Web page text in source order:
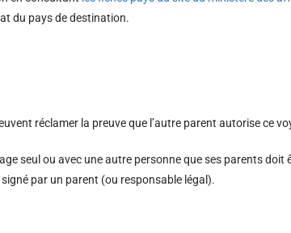
du pays de destination.
réclamer la preuve que l’autre parent autorise ce
seul ou avec une autre personne que ses parents doit
par un parent (ou responsable légal).